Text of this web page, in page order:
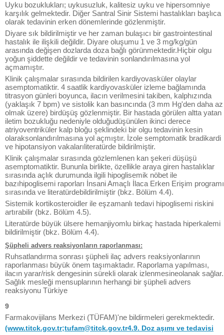
Uyku bozuklukları; uykusuzluk, kalitesiz uyku ve hipersomniye
karşılık gelmektedir. Diğer Santral Sinir Sistemi hastalıkları başlıca
olarak tedavinin erken dönemlerinde gözlenmiştir.
Diyare sık bildirilmiştir ve her zaman bulaşıcı bir gastrointestinal
hastalık ile ilişkili değildir. Diyare oluşumu 1 ve 3 mg/kg/gün
arasında değişen dozlarda doza bağlı görünmektedir.Hiçbir olgu
yoğun şiddette değildir ve tedavinin sonlandırılmasına yol
açmamıştır.
Klinik çalışmalar sırasında bildirilen kardiyovasküler olaylar
asemptomatiktir. 4 saatlik kardiyovasküler izleme bağlamında
titrasyon günleri boyunca, ilacın verilmesini takiben, kalphızında
(yaklaşık 7 bpm) ve sistolik kan basıncında (3 mm Hg'den daha az
olmak üzere) birdüşüş gözlenmiştir. Bir hastada görülen altta yatan
iletim bozukluğu nedeniyle olduğudüşünülen ikinci derece
atriyoventriküler kalp bloğu şeklindeki bir olgu tedavinin kesin
olaraksonlandırılmasına yol açmıştır. İzole semptomatik bradikardi
ve hipotansiyon vakalarıliteratürde bildirilmiştir.
Klinik çalışmalar sırasında gözlemlenen kan şekeri düşüşü
asemptomatiktir. Bununla birlikte, özellikle araya giren hastalıklar
sırasında açlık durumunda ilgili hipoglisemik nöbet ile
bazıhipoglisemi raporları İnsani Amaçlı İlaca Erken Erişim programı
sırasında ve literatürdebildirilmiştir (bkz. Bölüm 4.4).
Sistemik kortikosteroidler ile eşzamanlı tedavi hipoglisemi riskini
artırabilir (bkz. Bölüm 4.5).
Literatürde büyük ülsere hemanjiyomlu birkaç hastada hiperkalemi
bildirilmiştir (bkz. Bölüm 4.4).
Şüpheli advers reaksiyonların raporlanması:
Ruhsatlandırma sonrası şüpheli ilaç advers reaksiyonlarının
raporlanması büyük önem taşımaktadır. Raporlama yapılması,
ilacın yarar/risk dengesinin sürekli olarak izlenmesineolanak sağlar.
Sağlık mesleği mensuplarının herhangi bir şüpheli advers
reaksiyonu Türkiye
9
Farmakovijilans Merkezi (TÜFAM)'ne bildirmeleri gerekmektedir.
(www.titck.gov.tr;tufam@titck.gov.tr4.9. Doz aşımı ve tedavisi